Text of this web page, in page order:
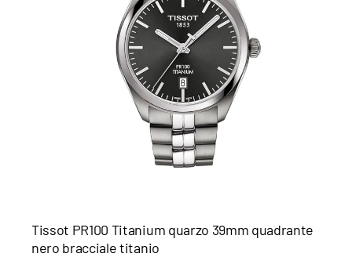
Tissot PR100 Titanium quarzo 39mm quadrante
nero bracciale titanio